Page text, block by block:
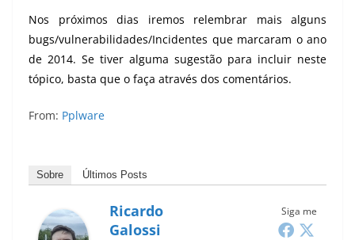
Nos próximos dias iremos relembrar mais alguns
bugs/vulnerabilidades/Incidentes que marcaram o ano
de 2014. Se tiver alguma sugestão para incluir neste
tópico, basta que o faça através dos comentários.
From: Pplware
Sobre Últimos Posts
Siga me
Ricardo
Galossi